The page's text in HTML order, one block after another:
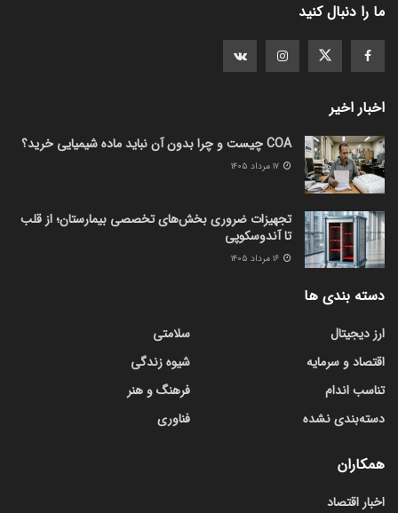
ما را دنبال کنید
اخبار اخیر
COA چیست و چرا بدون آن نباید ماده شیمیایی خرید؟
تجهیزات ضروری بخش‌های تخصصی بیمارستان؛ از قلب
تا آندوسکوپی
دسته بندی ها
ارز دیجیتال
اقتصاد و سرمایه
تناسب اندام
دسته‌بندی نشده
سلامتی
شیوه زندگی
فرهنگ و هنر
فناوری
همکاران
اخبار اقتصاد